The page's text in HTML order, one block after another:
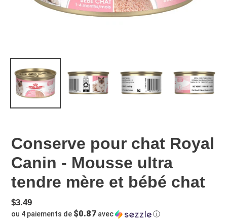
Conserve pour chat Royal
Canin - Mousse ultra
tendre mère et bébé chat
Prix
normal
$3.49
ou 4 paiements de $0.87 avec
ⓘ